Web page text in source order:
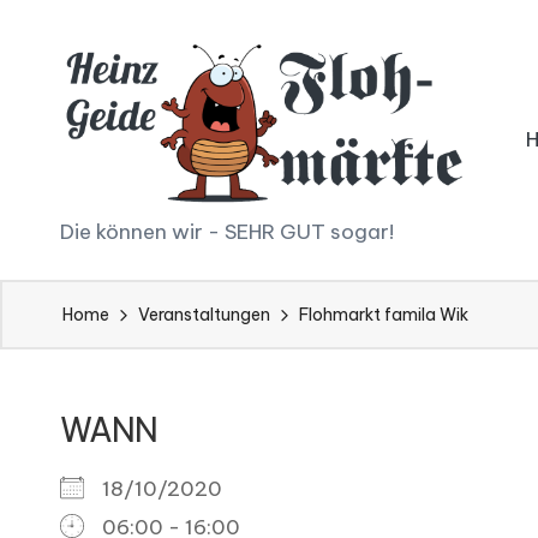
content
H
ei
n
G
ei
Die können wir - SEHR GUT sogar!
Home Veranstaltungen Flohmarkt famila Wik
WANN
18/10/2020
06:00 - 16:00